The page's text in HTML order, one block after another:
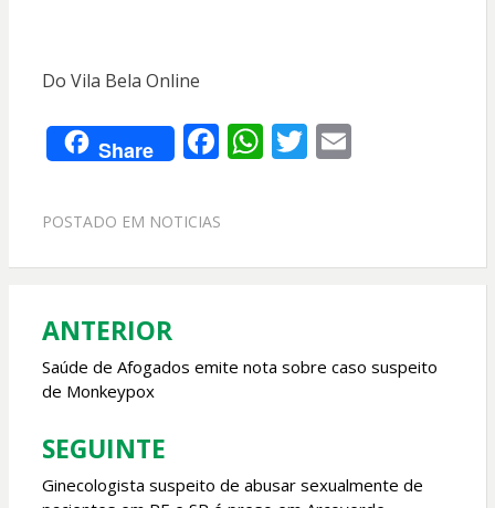
Do Vila Bela Online
Share F
e
o
k
W
A
p
T E
POSTADO EM NOTICIAS
Navegação
de
Post
ANTERIOR
Saúde de Afogados emite nota sobre caso suspeito
de Monkeypox
SEGUINTE
Ginecologista suspeito de abusar sexualmente de